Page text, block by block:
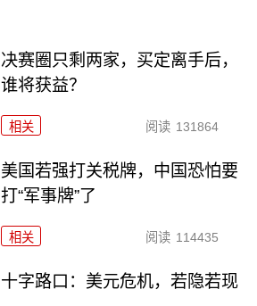
决赛圈只剩两家，买定离手后，
谁将获益？
相关 阅读 131864
美国若强打关税牌，中国恐怕要
打“军事牌”了
相关 阅读 114435
十字路口：美元危机，若隐若现